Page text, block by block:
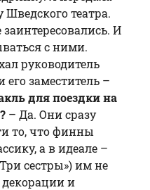
театра.
И
с ними.
руководитель
заместитель –
для поездки на
– Да. Они сразу
то, что финны
а в идеале –
Три сестры») им не
и